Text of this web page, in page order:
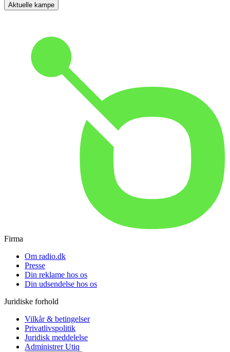
Aktuelle kampe
Firma
Om radio.dk
Presse
Din reklame hos os
Din udsendelse hos os
Juridiske forhold
Vilkår & betingelser
Privatlivspolitik
Juridisk meddelelse
Administrer Utiq